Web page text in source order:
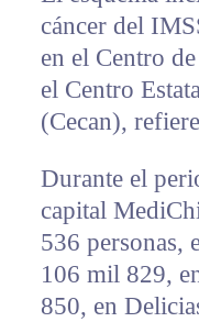
cáncer del
en el Centro
el Centro
(Cecan),
Durante el
capital
536 personas,
106 mil 829,
850, en